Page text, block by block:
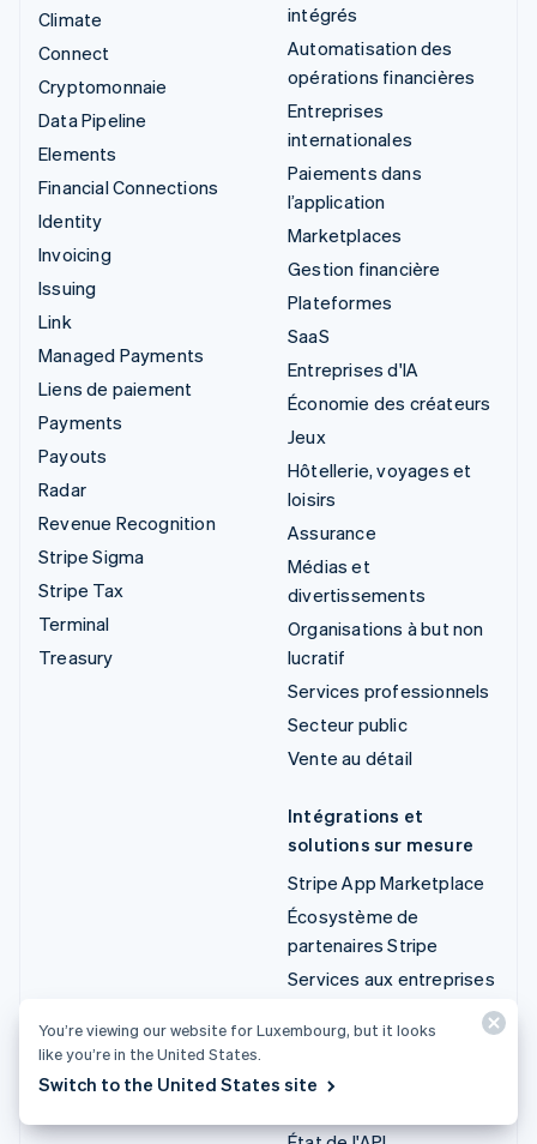
Climate
Connect
Cryptomonnaie
Data Pipeline
Elements
Financial Connections
Identity
Invoicing
Issuing
Link
Managed Payments
Liens de paiement
Payments
Payouts
Radar
Revenue Recognition
Stripe Sigma
Stripe Tax
Terminal
Treasury
intégrés
Automatisation des
opérations financières
Entreprises
internationales
Paiements dans
l’application
Marketplaces
Gestion financière
Plateformes
SaaS
Entreprises d'IA
Économie des créateurs
Jeux
Hôtellerie, voyages et
loisirs
Assurance
Médias et
divertissements
Organisations à but non
lucratif
Services professionnels
Secteur public
Vente au détail
Intégrations et
solutions sur mesure
Stripe App Marketplace
Écosystème de
partenaires Stripe
Services aux entreprises
Développeurs
Documentation
You’re viewing our website for Luxembourg, but it looks
like you’re in the United States.
Switch to the United States site